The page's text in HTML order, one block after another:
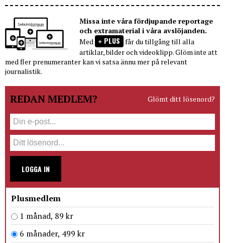
Missa inte våra fördjupande reportage
och extramaterial i våra avslöjanden.
Med
PLUS får du tillgång till alla
artiklar, bilder och videoklipp. Glöm inte att
med fler prenumeranter kan vi satsa ännu mer på relevant
journalistik.
REDAN MEDLEM? Glömt ditt lösenord?
LOGGA IN
Plusmedlem
1 månad, 89 kr
6 månader, 499 kr